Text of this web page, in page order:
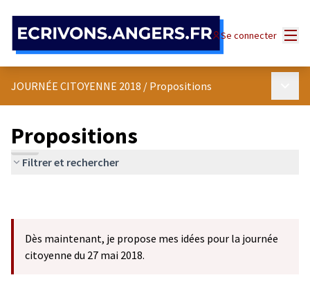
Se connecter
JOURNÉE CITOYENNE 2018 / Propositions
Propositions
Filtrer et rechercher
Dès maintenant, je propose mes idées pour la journée
citoyenne du 27 mai 2018.